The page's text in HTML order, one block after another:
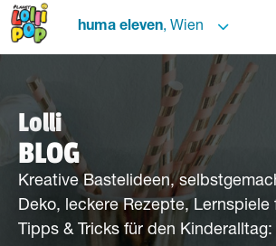
huma eleven, Wien
Lolli
BLOG
Kreative Bastelideen,
Deko, leckere Rezepte, Lernspiele
Tipps & Tricks für den